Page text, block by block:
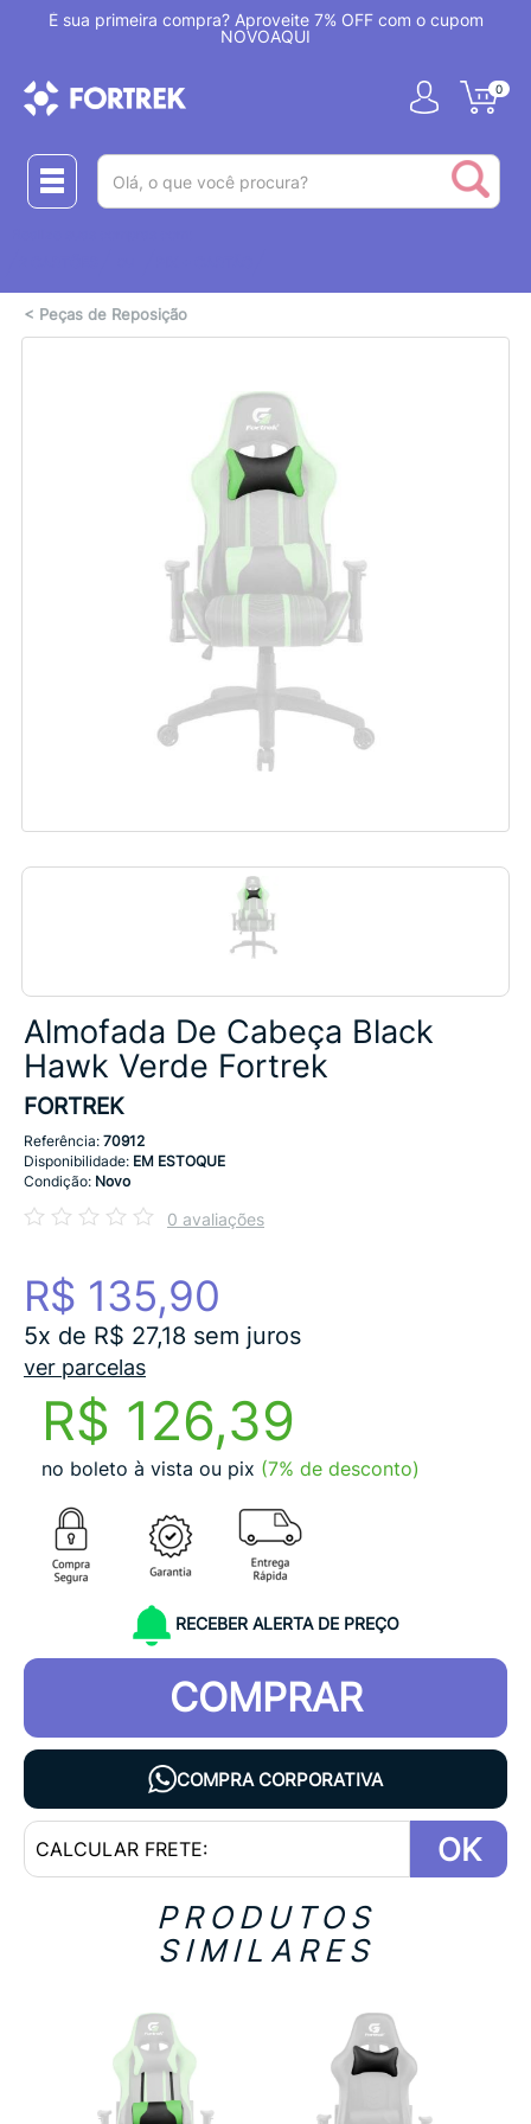
É sua primeira compra? Aproveite 7% OFF com o cupom
NOVOAQUI
0
< Peças de Reposição
Almofada De Cabeça Black
Hawk Verde Fortrek
FORTREK
Referência: 70912
Disponibilidade: EM ESTOQUE
Condição: Novo
0 avaliações
R$ 135,90
5x de R$ 27,18 sem juros
ver parcelas
R$ 126,39
no boleto à vista ou pix (7% de desconto)
RECEBER ALERTA DE PREÇO
COMPRAR
COMPRA CORPORATIVA
OK
PRODUTOS
SIMILARES